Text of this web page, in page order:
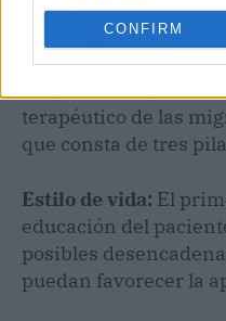
CONFIRM
Los tres
tratamiento
terapéutico de las
que consta de tres
Estilo de vida: El
educación del
posibles
puedan favorecer la